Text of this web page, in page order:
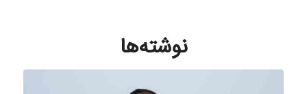
نوشته‌ها